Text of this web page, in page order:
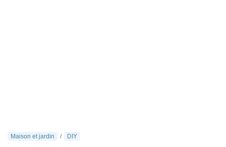
Maison et jardin DIY